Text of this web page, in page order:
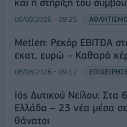
και η στήριξη του
06/08/2026 - 09:25
Metlen: Ρεκόρ EBITDA
εκατ. ευρώ – Καθαρά
06/08/2026 - 09:12
Ιός Δυτικού Νείλου:
Ελλάδα – 23 νέα μέσα
θάνατοι